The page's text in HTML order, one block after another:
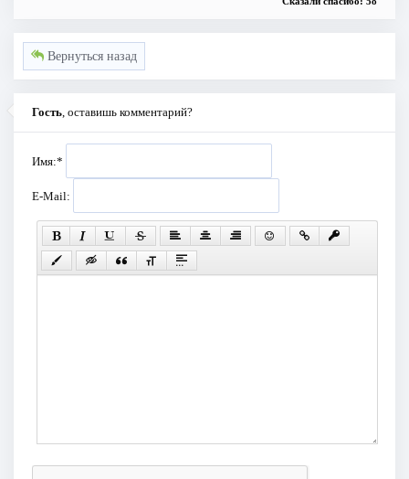
Вернуться назад
Гость , оставишь комментарий?
Имя:*
E-Mail: